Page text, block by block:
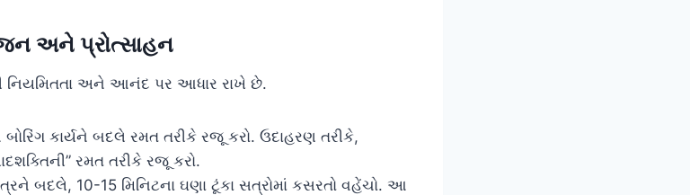
અને પ્રોત્સાહન
નિયમિતતા અને આનંદ પર આધાર રાખે છે.
કાર્યને બદલે રમત તરીકે રજૂ કરો. ઉદાહરણ તરીકે,
રમત તરીકે રજૂ કરો.
બદલે, 10-15 મિનિટના ઘણા ટૂંકા સત્રોમાં કસરતો વહેંચો. આ